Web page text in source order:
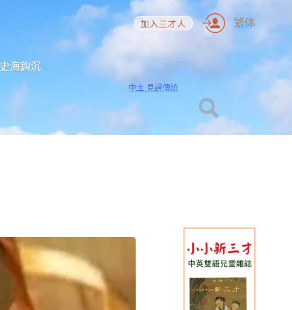
史海鈎沉
加入三才人 繁体
中土 見證傳統